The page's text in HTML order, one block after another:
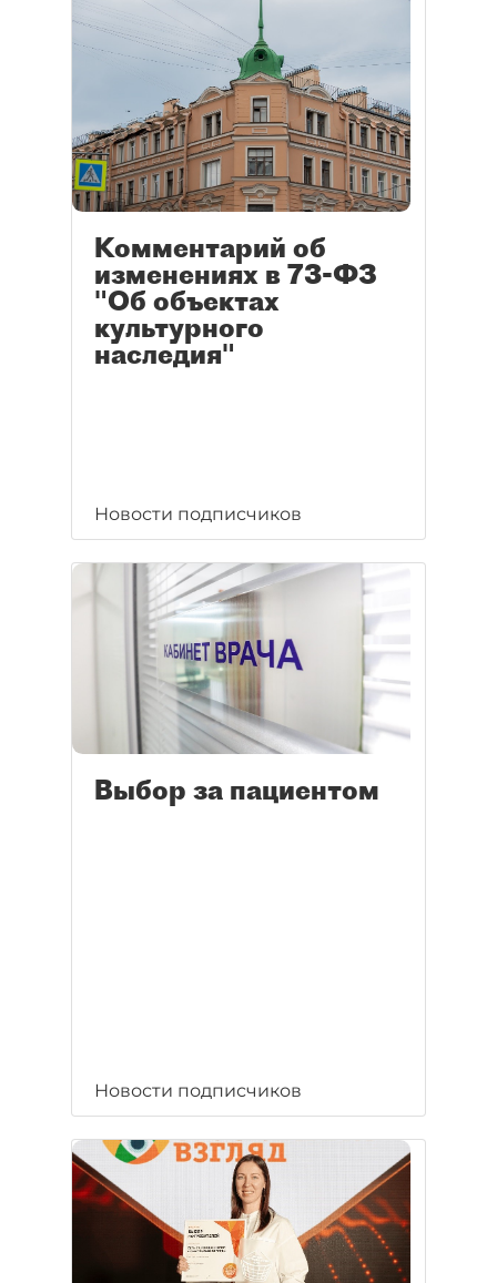
Комментарий об
изменениях в 73-ФЗ
"Об объектах
культурного
наследия"
Новости подписчиков
Выбор за пациентом
Новости подписчиков